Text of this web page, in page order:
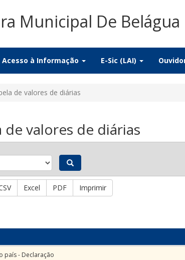
Municipal De Belágua
Acesso à Informação E-Sic (LAI)
de valores de diárias
de valores de diárias
Excel PDF Imprimir
país - Declaração